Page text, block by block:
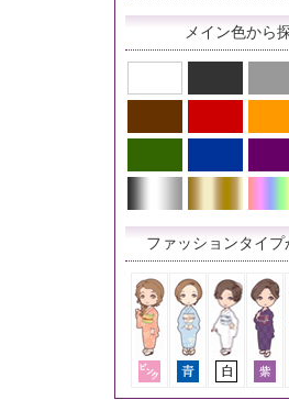
メイン色から
ファッションタイプ